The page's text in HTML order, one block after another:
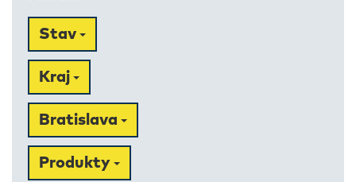
Stav
Kraj
Bratislava
Produkty